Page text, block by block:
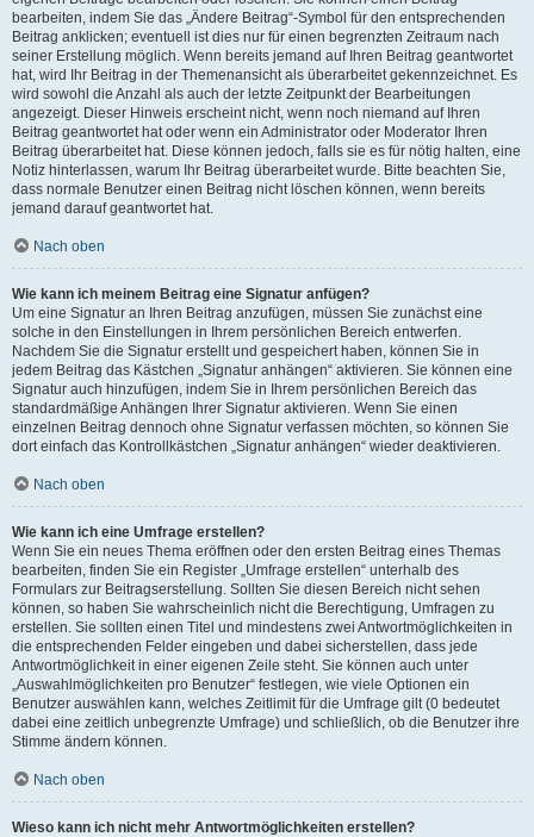
bearbeiten, indem Sie das „Ändere Beitrag“-Symbol für den entsprechenden
Beitrag anklicken; eventuell ist dies nur für einen begrenzten Zeitraum nach
seiner Erstellung möglich. Wenn bereits jemand auf Ihren Beitrag geantwortet
hat, wird Ihr Beitrag in der Themenansicht als überarbeitet gekennzeichnet. Es
wird sowohl die Anzahl als auch der letzte Zeitpunkt der Bearbeitungen
angezeigt. Dieser Hinweis erscheint nicht, wenn noch niemand auf Ihren
Beitrag geantwortet hat oder wenn ein Administrator oder Moderator Ihren
Beitrag überarbeitet hat. Diese können jedoch, falls sie es für nötig halten, eine
Notiz hinterlassen, warum Ihr Beitrag überarbeitet wurde. Bitte beachten Sie,
dass normale Benutzer einen Beitrag nicht löschen können, wenn bereits
jemand darauf geantwortet hat.
Nach oben
Wie kann ich meinem Beitrag eine Signatur anfügen?
Um eine Signatur an Ihren Beitrag anzufügen, müssen Sie zunächst eine
solche in den Einstellungen in Ihrem persönlichen Bereich entwerfen.
Nachdem Sie die Signatur erstellt und gespeichert haben, können Sie in
jedem Beitrag das Kästchen „Signatur anhängen“ aktivieren. Sie können eine
Signatur auch hinzufügen, indem Sie in Ihrem persönlichen Bereich das
standardmäßige Anhängen Ihrer Signatur aktivieren. Wenn Sie einen
einzelnen Beitrag dennoch ohne Signatur verfassen möchten, so können Sie
dort einfach das Kontrollkästchen „Signatur anhängen“ wieder deaktivieren.
Nach oben
Wie kann ich eine Umfrage erstellen?
Wenn Sie ein neues Thema eröffnen oder den ersten Beitrag eines Themas
bearbeiten, finden Sie ein Register „Umfrage erstellen“ unterhalb des
Formulars zur Beitragserstellung. Sollten Sie diesen Bereich nicht sehen
können, so haben Sie wahrscheinlich nicht die Berechtigung, Umfragen zu
erstellen. Sie sollten einen Titel und mindestens zwei Antwortmöglichkeiten in
die entsprechenden Felder eingeben und dabei sicherstellen, dass jede
Antwortmöglichkeit in einer eigenen Zeile steht. Sie können auch unter
„Auswahlmöglichkeiten pro Benutzer“ festlegen, wie viele Optionen ein
Benutzer auswählen kann, welches Zeitlimit für die Umfrage gilt (0 bedeutet
dabei eine zeitlich unbegrenzte Umfrage) und schließlich, ob die Benutzer ihre
Stimme ändern können.
Nach oben
Wieso kann ich nicht mehr Antwortmöglichkeiten erstellen?